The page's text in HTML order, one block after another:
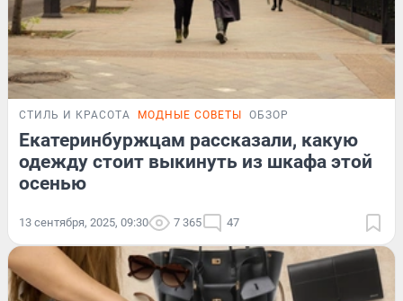
СТИЛЬ И КРАСОТА МОДНЫЕ СОВЕТЫ ОБЗОР
Екатеринбуржцам рассказали, какую
одежду стоит выкинуть из шкафа этой
осенью
13 сентября, 2025, 09:30 7 365 47